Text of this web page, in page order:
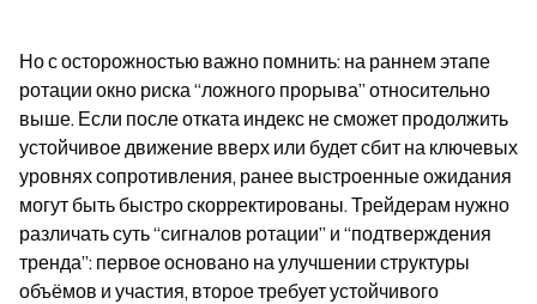
Но с осторожностью важно помнить: на раннем этапе
ротации окно риска “ложного прорыва” относительно
выше. Если после отката индекс не сможет продолжить
устойчивое движение вверх или будет сбит на ключевых
уровнях сопротивления, ранее выстроенные ожидания
могут быть быстро скорректированы. Трейдерам нужно
различать суть “сигналов ротации” и “подтверждения
тренда”: первое основано на улучшении структуры
объёмов и участия, второе требует устойчивого